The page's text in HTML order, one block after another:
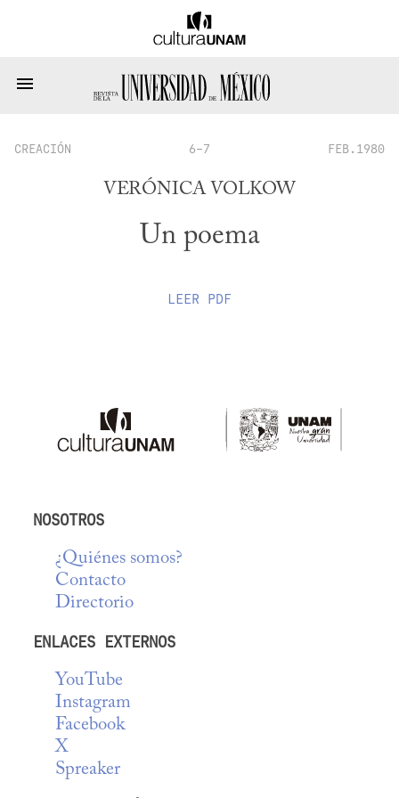
CREACIÓN 6-7 FEB.1980
VERÓNICA VOLKOW
Un poema
LEER PDF
NOSOTROS
¿Quiénes somos?
Contacto
Directorio
ENLACES EXTERNOS
YouTube
Instagram
Facebook
X
Spreaker